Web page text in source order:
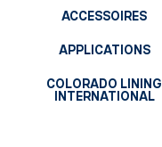
ACCESSOIRES
APPLICATIONS
COLORADO LINING
INTERNATIONAL